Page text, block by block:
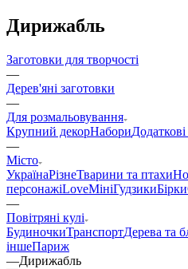
Дирижабль
Заготовки для творчості
—
Дерев'яні заготовки
—
Для розмальовування
Крупний декорНабори
—
Місто
УкраїнаРізнеТварини та птахи
персонажіLoveМініГудзикиБірки
—
Повітряні кулі
БудиночкиТранспортДерева та
іншеПариж
—Дирижабль